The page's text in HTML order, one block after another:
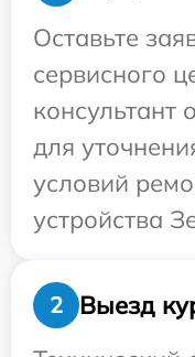
Оставьте
сервисного
консультант
для
условий
устройства
2
Выезд